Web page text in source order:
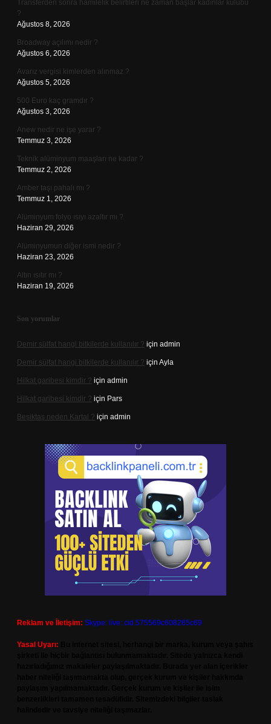
Transferden sonra hamilelik belirtileri ne zaman başlar kadınlar kulübü
?
Ağustos 8, 2026
Broadway açılımı nedir ?
Ağustos 6, 2026
Avarız vergisi kimlerden alınmaz ?
Ağustos 5, 2026
500 Euro kaç gramdır ?
Ağustos 3, 2026
Anew nedir ne işe yarar ?
Temmuz 3, 2026
Teknik alüminyum maaşları ne kadar ?
Temmuz 2, 2026
Amber taşı pahalı mı ?
Temmuz 1, 2026
Alüminyum folyo ısıyı azaltır mı ?
Haziran 29, 2026
Alüminyumun diğer ismi nedir ?
Haziran 23, 2026
Altın ısıtır mı ?
Haziran 19, 2026
Son yorumlar
Demir sülfat hangi bitkilerde kullanılır ? için admin
Demir sülfat hangi bitkilerde kullanılır ? için Ayla
Hilkat garibesi kimdir ? için admin
Hilkat garibesi kimdir ? için Pars
Beşiktaş neden Kartal ? için admin
Reklam ve İletişim: Skype: live:.cid.575569c608265c69
Yasal Uyarı: